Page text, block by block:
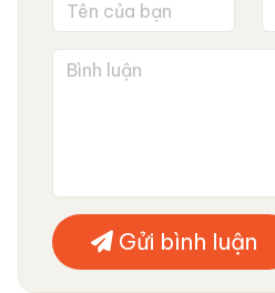
Gửi bình luận